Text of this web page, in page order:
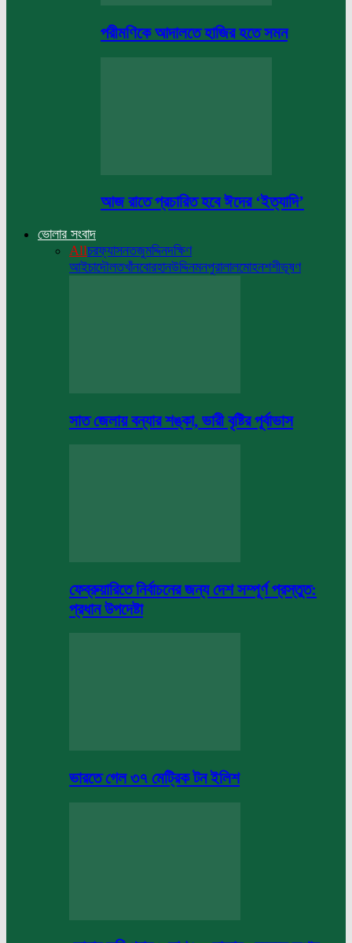
পরীমণিকে আদালতে হাজির হতে সমন
আজ রাতে প্রচারিত হবে ঈদের ‘ইত্যাদি’
ভোলার সংবাদ
Allচরফ্যাসনতজুমদ্দিনদক্ষিণ
আইচাদৌলতখাঁনবোরহানউদ্দিনমনপুরালালমোহনশশীভূষণ
সাত জেলায় বন্যার শঙ্কা, ভারী বৃষ্টির পূর্বাভাস
ফেব্রুয়ারিতে নির্বাচনের জন্য দেশ সম্পূর্ণ প্রস্তুত:
প্রধান উপদেষ্টা
ভারতে গেল ৩৭ মেট্রিক টন ইলিশ